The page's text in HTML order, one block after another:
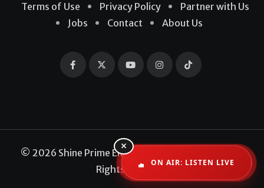
Terms of Use Privacy Policy
Partner with Us
Jobs
Contact About Us
© 2026 Shine Prime Entertainment Production. All
Rights Reserved
×
ON AIR: LISTEN LIVE